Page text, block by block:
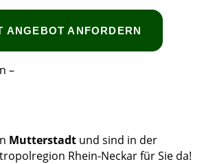
ANGEBOT ANFORDERN
–
Mutterstadt und sind in der
Rhein-Neckar für Sie da!